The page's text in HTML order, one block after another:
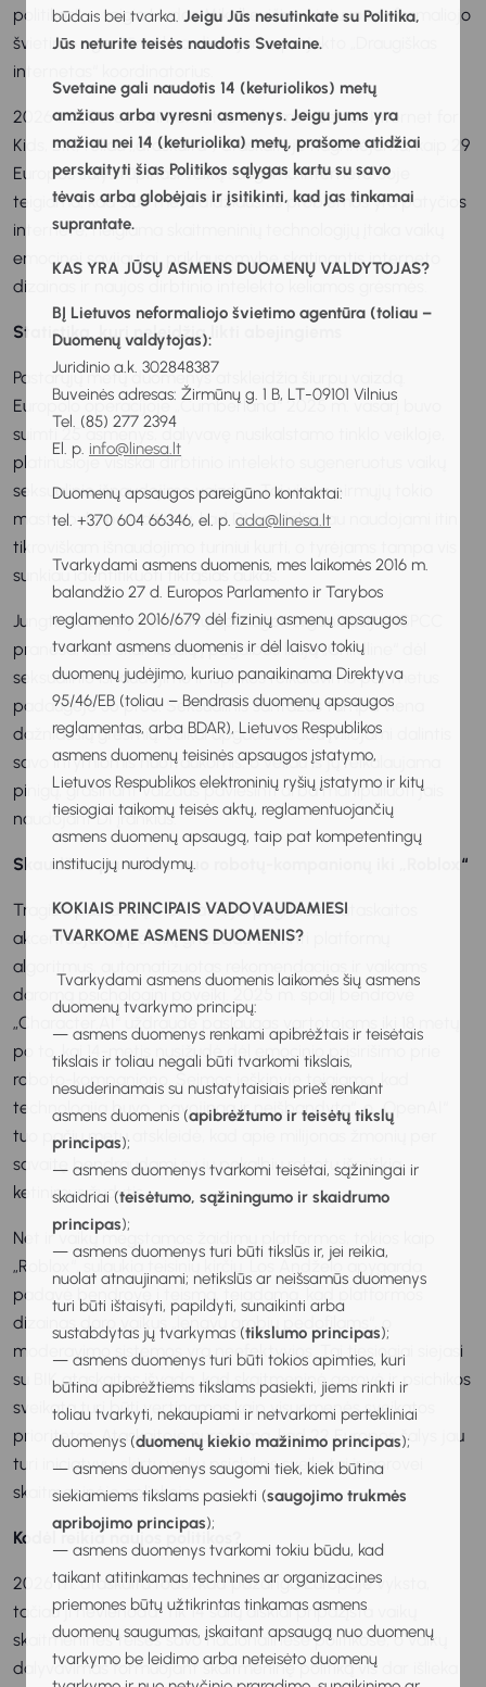
būdais bei tvarka. Jeigu Jūs nesutinkate su Politika,
Jūs neturite teisės naudotis Svetaine.
Svetaine gali naudotis 14 (keturiolikos) metų
amžiaus arba vyresni asmenys. Jeigu jums yra
mažiau nei 14 (keturiolika) metų, prašome atidžiai
perskaityti šias Politikos sąlygas kartu su savo
tėvais arba globėjais ir įsitikinti, kad jas tinkamai
suprantate.
KAS YRA JŪSŲ ASMENS DUOMENŲ VALDYTOJAS?
BĮ Lietuvos neformaliojo švietimo agentūra (toliau –
Duomenų valdytojas):
Juridinio a.k. 302848387
Buveinės adresas: Žirmūnų g. 1 B, LT-09101 Vilnius
Tel. (85) 277 2394
El. p. info@linesa.lt
Duomenų apsaugos pareigūno kontaktai:
tel. +370 604 66346, el. p. ada@linesa.lt
Tvarkydami asmens duomenis, mes laikomės 2016 m.
balandžio 27 d. Europos Parlamento ir Tarybos
reglamento 2016/679 dėl fizinių asmenų apsaugos
tvarkant asmens duomenis ir dėl laisvo tokių
duomenų judėjimo, kuriuo panaikinama Direktyva
95/46/EB (toliau – Bendrasis duomenų apsaugos
reglamentas, arba BDAR), Lietuvos Respublikos
asmens duomenų teisinės apsaugos įstatymo,
Lietuvos Respublikos elektroninių ryšių įstatymo ir kitų
tiesiogiai taikomų teisės aktų, reglamentuojančių
asmens duomenų apsaugą, taip pat kompetentingų
institucijų nurodymų.
KOKIAIS PRINCIPAIS VADOVAUDAMIESI
TVARKOME ASMENS DUOMENIS?
Tvarkydami asmens duomenis laikomės šių asmens
duomenų tvarkymo principų:
— asmens duomenys renkami apibrėžtais ir teisėtais
tikslais ir toliau negali būti tvarkomi tikslais,
nesuderinamais su nustatytaisiais prieš renkant
asmens duomenis (apibrėžtumo ir teisėtų tikslų
principas);
— asmens duomenys tvarkomi teisėtai, sąžiningai ir
skaidriai (teisėtumo, sąžiningumo ir skaidrumo
principas);
— asmens duomenys turi būti tikslūs ir, jei reikia,
nuolat atnaujinami; netikslūs ar neišsamūs duomenys
turi būti ištaisyti, papildyti, sunaikinti arba
sustabdytas jų tvarkymas (tikslumo principas);
— asmens duomenys turi būti tokios apimties, kuri
būtina apibrėžtiems tikslams pasiekti, jiems rinkti ir
toliau tvarkyti, nekaupiami ir netvarkomi pertekliniai
duomenys (duomenų kiekio mažinimo principas);
— asmens duomenys saugomi tiek, kiek būtina
siekiamiems tikslams pasiekti (saugojimo trukmės
apribojimo principas);
— asmens duomenys tvarkomi tokiu būdu, kad
taikant atitinkamas technines ar organizacines
priemones būtų užtikrintas tinkamas asmens
duomenų saugumas, įskaitant apsaugą nuo duomenų
tvarkymo be leidimo arba neteisėto duomenų
politikos“, – teigia Liudas Mikalkevičius, Lietuvos neformaliojo
švietimo agentūros koordinuojamo projekto „Draugiškas
internetas“ koordinatorius.
2026 m. „Geresnis internetas vaikams“ (Better Internet for
Kids, BIK, toliau ,,ataskaita“) ataskaitoje nagrinėjama, kaip 29
Europos šalys rūpinasi vaikų saugumu internete. Joje
teigiama, kad šiuo metu didžiausios problemos yra patyčios
internete, neigiama skaitmeninių technologijų įtaka vaikų
emocinei savijautai, priklausomybę skatinantis interneto
dizainas ir naujos dirbtinio intelekto keliamos grėsmės.
Statistika, kuri neleidžia likti abejingiems
Pastarųjų metų duomenys atskleidžia šiurpų vaizdą.
Europolo operacijoje „Cumberland“ 2025 m. vasarį buvo
suimti 25 asmenys, dalyvavę nusikalstamo tinklo veikloje,
platinusioje visiškai dirbtinio intelekto sugeneruotus vaikų
seksualinio išnaudojimo vaizdus. Tai viena pirmųjų tokio
masto bylų, parodžiusių, kad DI modeliai jau naudojami itin
tikroviškam išnaudojimo turiniui kurti, o tyrėjams tampa vis
sunkiau identifikuoti tikrąsias aukas.
Jungtinės Karalystės vaikų apsaugos organizacija NSPCC
praneša, kad skambučių į pagalbos liniją „Childline“ dėl
seksualinio išnaudojimo ir išpirkos reikalavimo per metus
padaugėjo 36 proc. Seksualinis šantažas tampa viena
dažniausių grėsmių: vaikai apgaulės būdu įviliojami dalintis
savo intymiomis nuotraukomis, o vėliau iš jų reikalaujama
pinigų, grasinant vaizdus paviešinti arba manipuliuoti jais
naudojant DI įrankius.
Skaudžios pamokos: nuo robotų-kompanionų iki „Roblox“
Tragiški pastarųjų metų atvejai pagrindžia ataskaitos
akcentuojamą poreikį griežčiau vertinti platformų
algoritmus, automatizuotas rekomendacijas ir vaikams
daromą psichologinį poveikį. 2025 m. spalį bendrovė
„Character.AI“ uždraudė paslaugas vartotojams iki 18 metų
po to, kai 14-metis nusižudė dėl emocinio prisirišimo prie
roboto-kompaniono. Šeimos ieškinyje teigiama, kad
technologija buvo „pavojinga ir neišbandyta“, o „OpenAI“
tuo pačiu metu atskleidė, kad apie milijonas žmonių per
savaitę bendraudami su jų pokalbių robotu išreiškia
ketinimus žudytis.
Net ir vaikų mėgstamos žaidimų platformos, tokios kaip
„Roblox“, sulaukia teisinių kirčių. Los Andželo apygarda
padavė bendrovę į teismą, teigdama, kad platformos
dizainas daro vaikus „lengvu grobiu pedofilams“, o
moderavimo sistemos yra neefektyvios. Tai tiesiogiai siejasi
su BIK ataskaitos išvada, kad skaitmeninė gerovė ir psichikos
sveikata turi būti vertinamos kaip visuomenės sveikatos
prioritetas. Ataskaitoje nurodoma, kad 22 Europos šalys jau
turi iniciatyvų, skirtų vaikų psichikos sveikatai ir gerovei
skaitmeninėje aplinkoje.
Kodėl reikia naujos politikos?
2026 m. ataskaita rodo, kad pažanga Europoje vyksta,
tačiau ji nevienoda. Tik 14 šalių aiškiai pripažįsta vaikų
skaitmenines teises savo nacionalinėse politikose, o vaikų
dalyvavimas formuojant skaitmeninę politiką vis dar išlieka